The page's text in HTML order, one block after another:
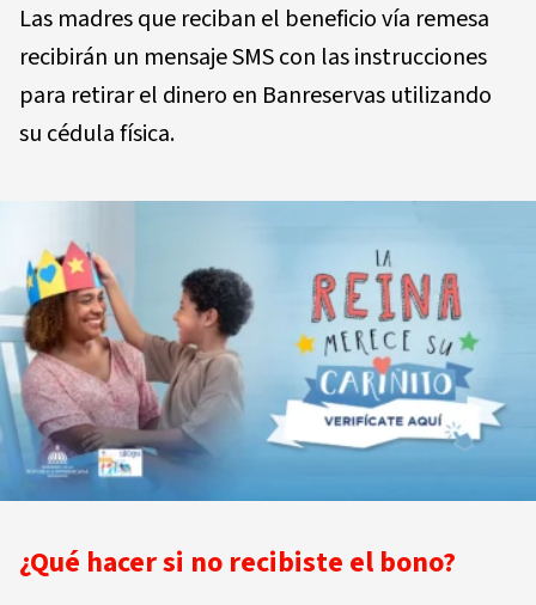
Las madres que reciban el beneficio vía remesa
recibirán un mensaje SMS con las instrucciones
para retirar el dinero en Banreservas utilizando
su cédula física.
¿Qué hacer si no recibiste el bono?